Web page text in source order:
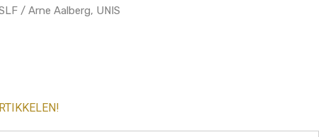
/ Arne Aalberg, UNIS